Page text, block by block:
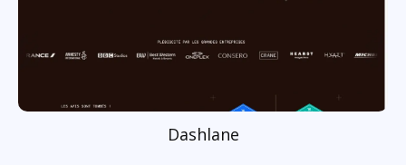
Dashlane